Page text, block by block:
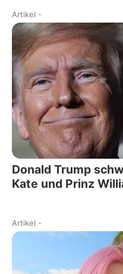
Artikel -
Donald Trump
Kate und Prinz
Artikel -